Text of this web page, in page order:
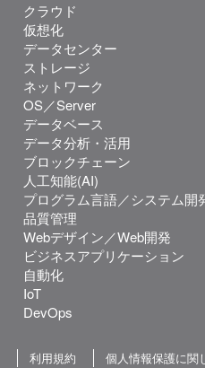
クラウド
仮想化
データセンター
ストレージ
ネットワーク
OS／Server
データベース
データ分析・活用
ブロックチェーン
人工知能(AI)
プログラム言語／システム開
品質管理
Webデザイン／Web開発
ビジネスアプリケーション
自動化
IoT
DevOps
利用規約 個人情報保護に関